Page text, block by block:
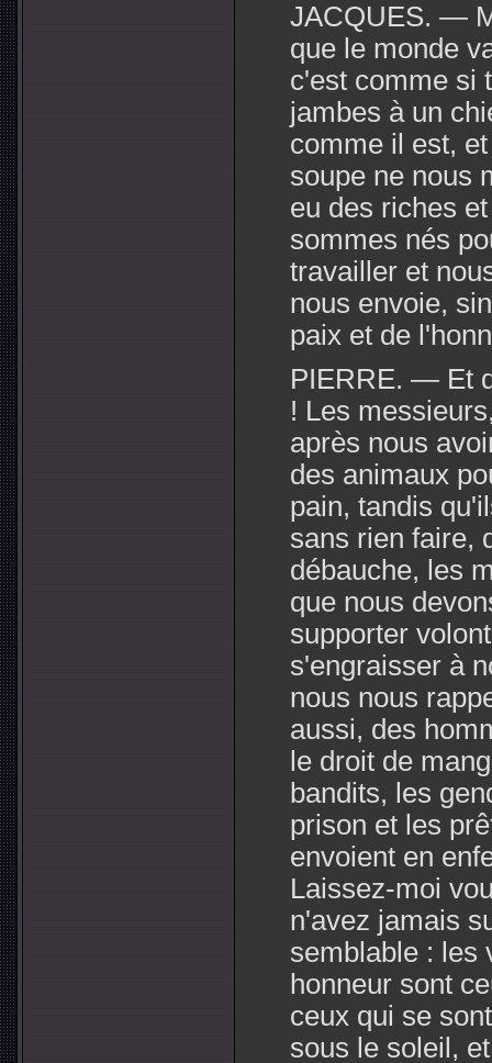
JACQUES. —
que le monde
c'est comme si
jambes à un
comme il est,
soupe ne nous
eu des riches
sommes nés
travailler et
nous envoie,
paix et de
PIERRE. — Et
! Les
après nous
des animaux
pain, tandis
sans rien faire,
débauche, les
que nous
supporter
s'engraisser à
nous nous
aussi, des
le droit de
bandits, les
prison et les
envoient en
Laissez-moi
n'avez jamais
semblable : les
honneur sont
ceux qui se
sous le soleil,